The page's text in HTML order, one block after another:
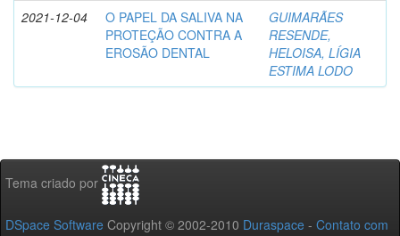
2021-12-04
O PAPEL DA SALIVA NA
PROTEÇÃO CONTRA A
EROSÃO DENTAL
GUIMARÃES
RESENDE,
HELOISA, LÍGIA
ESTIMA LODO
Tema criado por
DSpace Software Copyright © 2002-2010 Duraspace - Contato com